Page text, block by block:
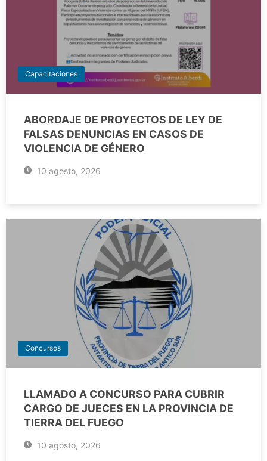
Capacitaciones
ABORDAJE DE PROYECTOS DE LEY DE
FALSAS DENUNCIAS EN CASOS DE
VIOLENCIA DE GÉNERO
10 agosto, 2026
Concursos
LLAMADO A CONCURSO PARA CUBRIR
CARGO DE JUECES EN LA PROVINCIA DE
TIERRA DEL FUEGO
10 agosto, 2026